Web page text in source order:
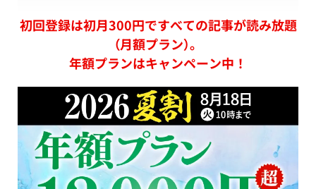
初回登録は初月300円ですべての記事が読み放題
（月額プラン）。
年額プランはキャンペーン中！